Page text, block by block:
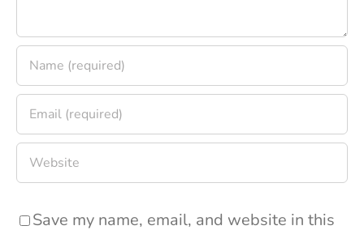
Save my name, email, and website in this